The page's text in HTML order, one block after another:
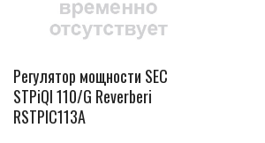
Регулятор мощности SEC
STPiQI 110/G Reverberi
RSTPIC113A